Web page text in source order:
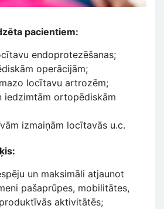
pacientiem:
endoprotezēšanas;
operācijām;
locītavu artrozēm;
iedzimtām ortopēdiskām
izmaiņām locītavās u.c.
un maksimāli atjaunot
pašaprūpes, mobilitātes,
aktivitātēs;